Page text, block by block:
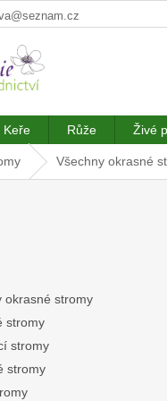
Keře Růže Živé
Všechny okrasné
okrasné stromy
stromy
stromy
stromy